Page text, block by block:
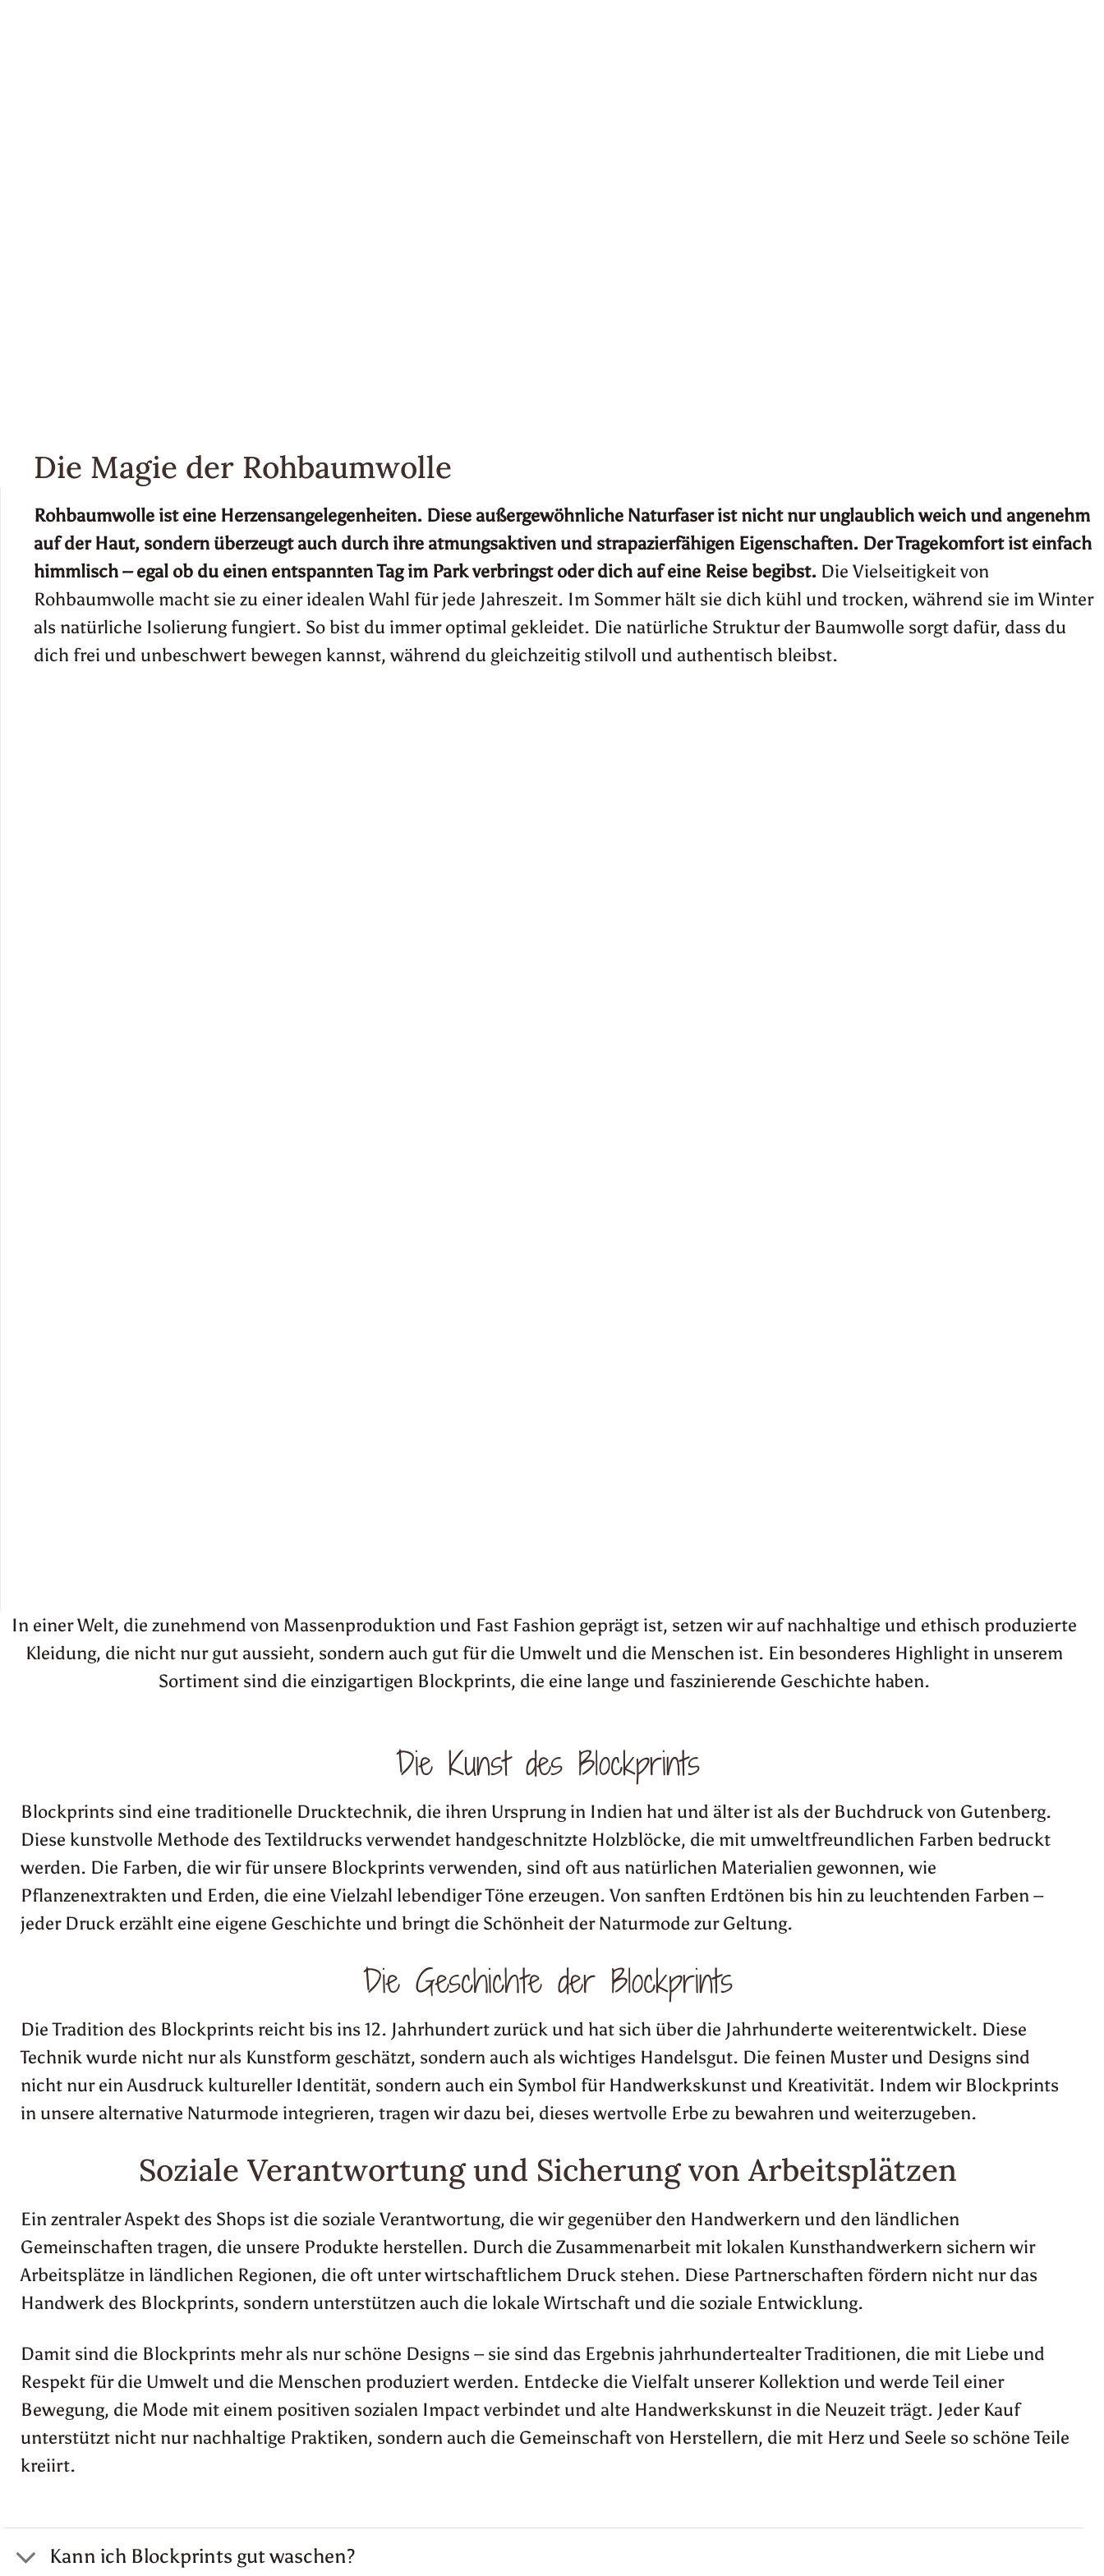
Die Magie der Rohbaumwolle
Rohbaumwolle ist eine Herzensangelegenheiten. Diese außergewöhnliche Naturfaser ist nicht nur unglaublich weich und angenehm
auf der Haut, sondern überzeugt auch durch ihre atmungsaktiven und strapazierfähigen Eigenschaften. Der Tragekomfort ist einfach
himmlisch – egal ob du einen entspannten Tag im Park verbringst oder dich auf eine Reise begibst. Die Vielseitigkeit von
Rohbaumwolle macht sie zu einer idealen Wahl für jede Jahreszeit. Im Sommer hält sie dich kühl und trocken, während sie im Winter
als natürliche Isolierung fungiert. So bist du immer optimal gekleidet. Die natürliche Struktur der Baumwolle sorgt dafür, dass du
dich frei und unbeschwert bewegen kannst, während du gleichzeitig stilvoll und authentisch bleibst.
In einer Welt, die zunehmend von Massenproduktion und Fast Fashion geprägt ist, setzen wir auf nachhaltige und ethisch produzierte
Kleidung, die nicht nur gut aussieht, sondern auch gut für die Umwelt und die Menschen ist. Ein besonderes Highlight in unserem
Sortiment sind die einzigartigen Blockprints, die eine lange und faszinierende Geschichte haben.
Die Kunst des Blockprints
Blockprints sind eine traditionelle Drucktechnik, die ihren Ursprung in Indien hat und älter ist als der Buchdruck von Gutenberg.
Diese kunstvolle Methode des Textildrucks verwendet handgeschnitzte Holzblöcke, die mit umweltfreundlichen Farben bedruckt
werden. Die Farben, die wir für unsere Blockprints verwenden, sind oft aus natürlichen Materialien gewonnen, wie
Pflanzenextrakten und Erden, die eine Vielzahl lebendiger Töne erzeugen. Von sanften Erdtönen bis hin zu leuchtenden Farben –
jeder Druck erzählt eine eigene Geschichte und bringt die Schönheit der Naturmode zur Geltung.
Die Geschichte der Blockprints
Die Tradition des Blockprints reicht bis ins 12. Jahrhundert zurück und hat sich über die Jahrhunderte weiterentwickelt. Diese
Technik wurde nicht nur als Kunstform geschätzt, sondern auch als wichtiges Handelsgut. Die feinen Muster und Designs sind
nicht nur ein Ausdruck kultureller Identität, sondern auch ein Symbol für Handwerkskunst und Kreativität. Indem wir Blockprints
in unsere alternative Naturmode integrieren, tragen wir dazu bei, dieses wertvolle Erbe zu bewahren und weiterzugeben.
Soziale Verantwortung und Sicherung von Arbeitsplätzen
Ein zentraler Aspekt des Shops ist die soziale Verantwortung, die wir gegenüber den Handwerkern und den ländlichen
Gemeinschaften tragen, die unsere Produkte herstellen. Durch die Zusammenarbeit mit lokalen Kunsthandwerkern sichern wir
Arbeitsplätze in ländlichen Regionen, die oft unter wirtschaftlichem Druck stehen. Diese Partnerschaften fördern nicht nur das
Handwerk des Blockprints, sondern unterstützen auch die lokale Wirtschaft und die soziale Entwicklung.
Damit sind die Blockprints mehr als nur schöne Designs – sie sind das Ergebnis jahrhundertealter Traditionen, die mit Liebe und
Respekt für die Umwelt und die Menschen produziert werden. Entdecke die Vielfalt unserer Kollektion und werde Teil einer
Bewegung, die Mode mit einem positiven sozialen Impact verbindet und alte Handwerkskunst in die Neuzeit trägt. Jeder Kauf
unterstützt nicht nur nachhaltige Praktiken, sondern auch die Gemeinschaft von Herstellern, die mit Herz und Seele so schöne Teile
kreiirt.
Kann ich Blockprints gut waschen?